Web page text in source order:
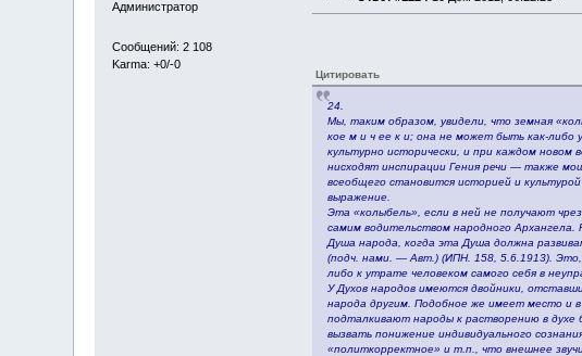
Администратор
Сообщений: 2 108
Karma: +0/-0
Цитировать
24.
Мы, таким образом, увидели, что земная
кое м и ч ее к и; она не может быть как-
культурно исторически, и при каждом
нисходят инспирации Гения речи — также
всеобщего становится историей и
выражение.
Эта «колыбель», если в ней не получают
самим водительством народного
Душа народа, когда эта Душа должна
(подч. нами. — Авт.) (ИПН. 158, 5.6.1913). Это,
либо к утрате человеком самого себя в
У Духов народов имеются двойники,
народа другим. Подобное же имеет место и в
подталкивают народы к растворению в духе
вызвать понижение индивидуального
«политкорректное» и т.п., что внешнее